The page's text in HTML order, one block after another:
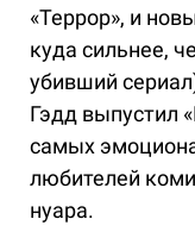
«Террор», и
куда сильнее,
убивший
Гэдд выпустил
самых
любителей
нуара.